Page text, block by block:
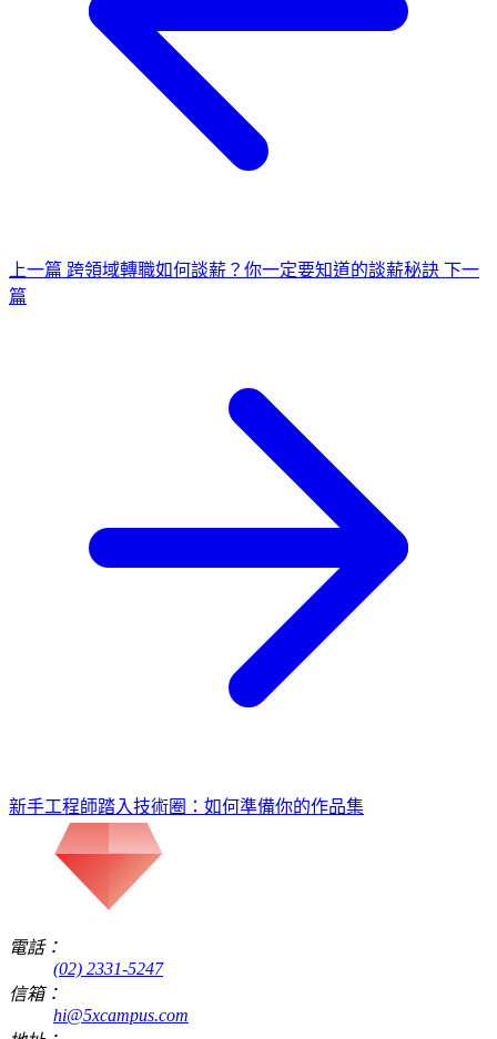
上一篇 跨領域轉職如何談薪？你一定要知道的談薪秘訣 下一
篇
新手工程師踏入技術圈：如何準備你的作品集
電話：
(02) 2331-5247
信箱：
hi@5xcampus.com